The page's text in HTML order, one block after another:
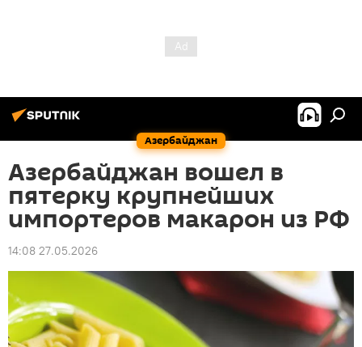
Азербайджан
Азербайджан вошел в
пятерку крупнейших
импортеров макарон из РФ
14:08 27.05.2026